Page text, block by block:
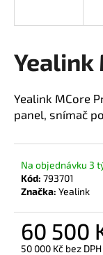
Yealink
Yealink MCore
panel, snímač
Na objednávku 3
Kód: 793701
Značka: Yealink
60 500
50 000 Kč bez DPH
í
t
?